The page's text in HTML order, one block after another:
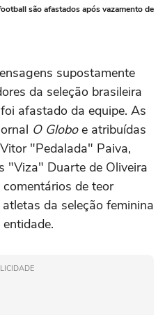
são afastados após vazamento de
supostamente
da seleção brasileira
afastado da equipe. As
O Globoe atribuídas
"Pedalada" Paiva,
"Viza" Duarte de Oliveira
de teor
da seleção feminina